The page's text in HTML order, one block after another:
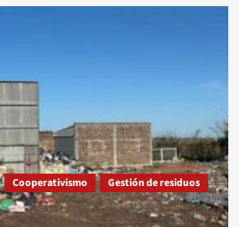
Cooperativismo
Gestión de residuos